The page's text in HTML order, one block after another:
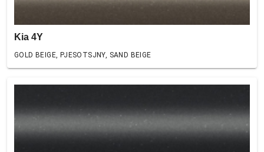
Kia 4Y
GOLD BEIGE, PJESOTSJNY, SAND BEIGE